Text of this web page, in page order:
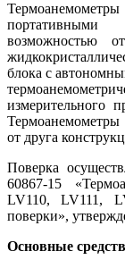
портативными
возможностью
блока с
измерительного
от друга
Поверка
60867-15
LV110, LV111,
поверки»,
Основные